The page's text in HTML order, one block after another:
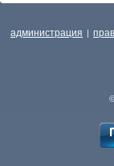
администрация |